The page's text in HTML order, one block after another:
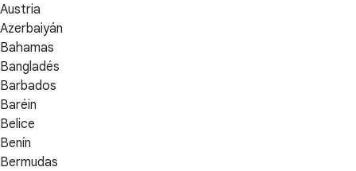
Austria
Azerbaiyán
Bahamas
Bangladés
Barbados
Baréin
Belice
Benín
Bermudas